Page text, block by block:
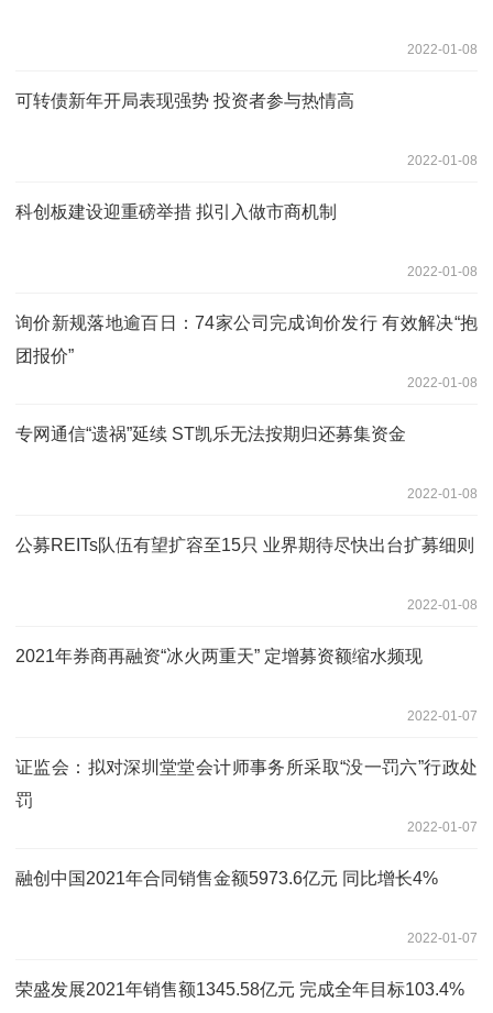
2022-01-08
可转债新年开局表现强势 投资者参与热情高
2022-01-08
科创板建设迎重磅举措 拟引入做市商机制
2022-01-08
询价新规落地逾百日：74家公司完成询价发行 有效解决“抱
团报价”
2022-01-08
专网通信“遗祸”延续 ST凯乐无法按期归还募集资金
2022-01-08
公募REITs队伍有望扩容至15只 业界期待尽快出台扩募细则
2022-01-08
2021年券商再融资“冰火两重天” 定增募资额缩水频现
2022-01-07
证监会：拟对深圳堂堂会计师事务所采取“没一罚六”行政处
罚
2022-01-07
融创中国2021年合同销售金额5973.6亿元 同比增长4%
2022-01-07
荣盛发展2021年销售额1345.58亿元 完成全年目标103.4%